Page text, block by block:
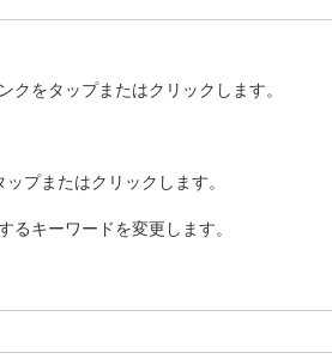
をタップまたはクリックします。
プまたはクリックします。
るキーワードを変更します。